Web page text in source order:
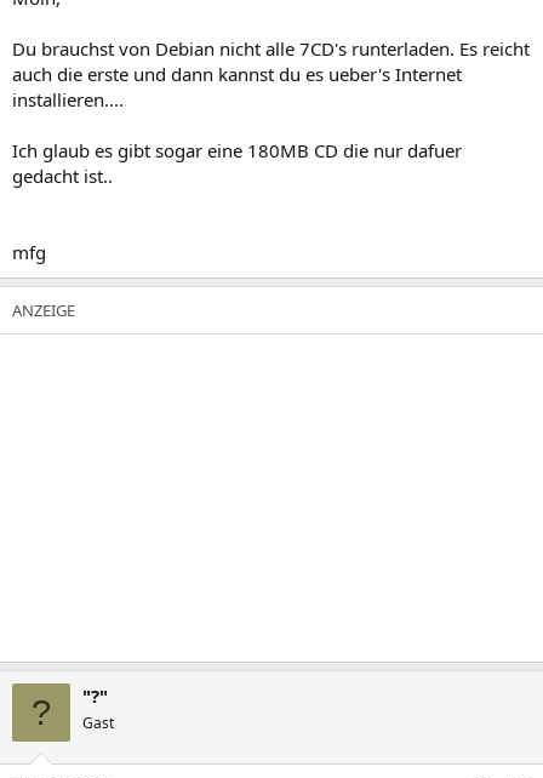
Du brauchst von Debian nicht alle 7CD's runterladen. Es reicht
auch die erste und dann kannst du es ueber's Internet
installieren....
Ich glaub es gibt sogar eine 180MB CD die nur dafuer
gedacht ist..
mfg
? "?"
Gast